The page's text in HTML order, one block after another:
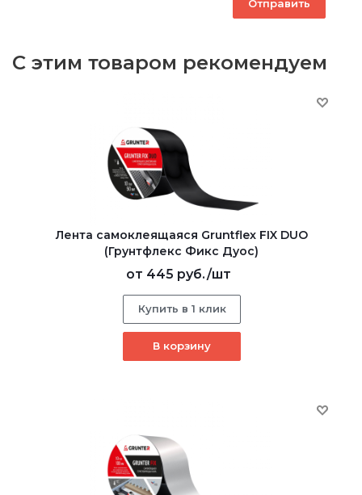
С этим товаром рекомендуем
Лента самоклеящаяся Gruntflex FIX DUO
(Грунтфлекс Фикс Дуос)
от 445 руб./шт
Купить в 1 клик
В корзину